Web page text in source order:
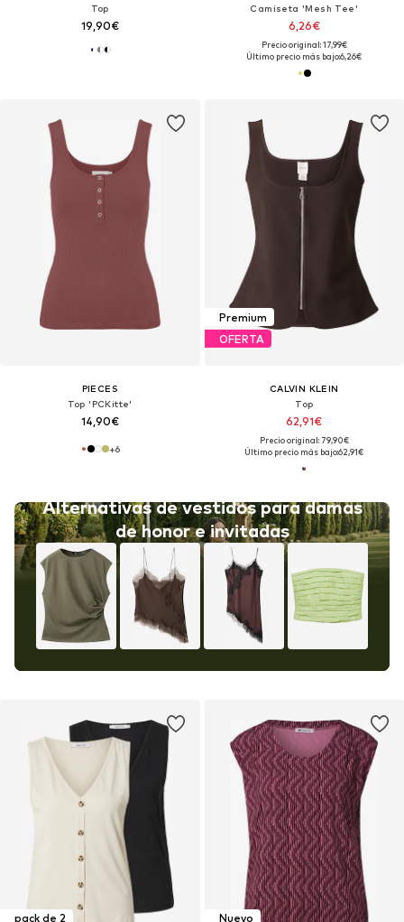
Top
19,90€
Camiseta 'Mesh Tee'
6,26€
Precio original: 17,99€
Último precio más bajo:6,26€
PIECES
Top 'PCKitte'
14,90€
+6
Alternativas de vestidos para damas
de honor e invitadas
Premium
OFERTA
CALVIN KLEIN
Top
62,91€
Precio original: 79,90€
Último precio más bajo:62,91€
pack de 2 Nuevo